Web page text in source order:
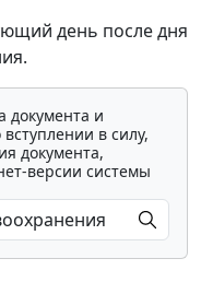
день после дня
документа и
в силу,
документа,
версии системы